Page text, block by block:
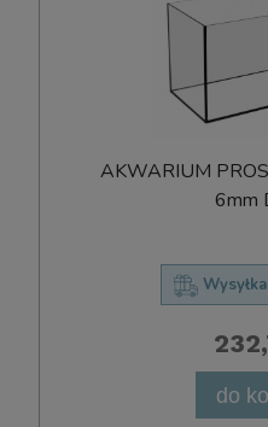
AKWARIUM
6mm
do